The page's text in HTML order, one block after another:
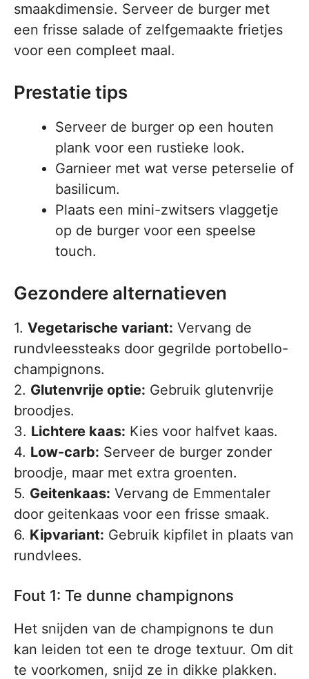
smaakdimensie. Serveer de burger met
een frisse salade of zelfgemaakte frietjes
voor een compleet maal.
Prestatie tips
Serveer de burger op een houten
plank voor een rustieke look.
Garnieer met wat verse peterselie of
basilicum.
Plaats een mini-zwitsers vlaggetje
op de burger voor een speelse
touch.
Gezondere alternatieven
1. Vegetarische variant: Vervang de
rundvleessteaks door gegrilde portobello-
champignons.
2. Glutenvrije optie: Gebruik glutenvrije
broodjes.
3. Lichtere kaas: Kies voor halfvet kaas.
4. Low-carb: Serveer de burger zonder
broodje, maar met extra groenten.
5. Geitenkaas: Vervang de Emmentaler
door geitenkaas voor een frisse smaak.
6. Kipvariant: Gebruik kipfilet in plaats van
rundvlees.
Fout 1: Te dunne champignons
Het snijden van de champignons te dun
kan leiden tot een te droge textuur. Om dit
te voorkomen, snijd ze in dikke plakken.